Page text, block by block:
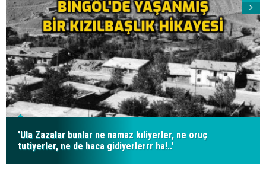
'Ula Zazalar bunlar ne namaz kıliyerler, ne oruç
tutiyerler, ne de haca gidiyerlerrr ha!..'